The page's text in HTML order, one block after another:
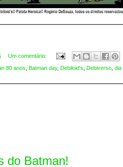
Um comentário:
80 anos Batman day, Debiloid's Debiverso dia
do Batman!